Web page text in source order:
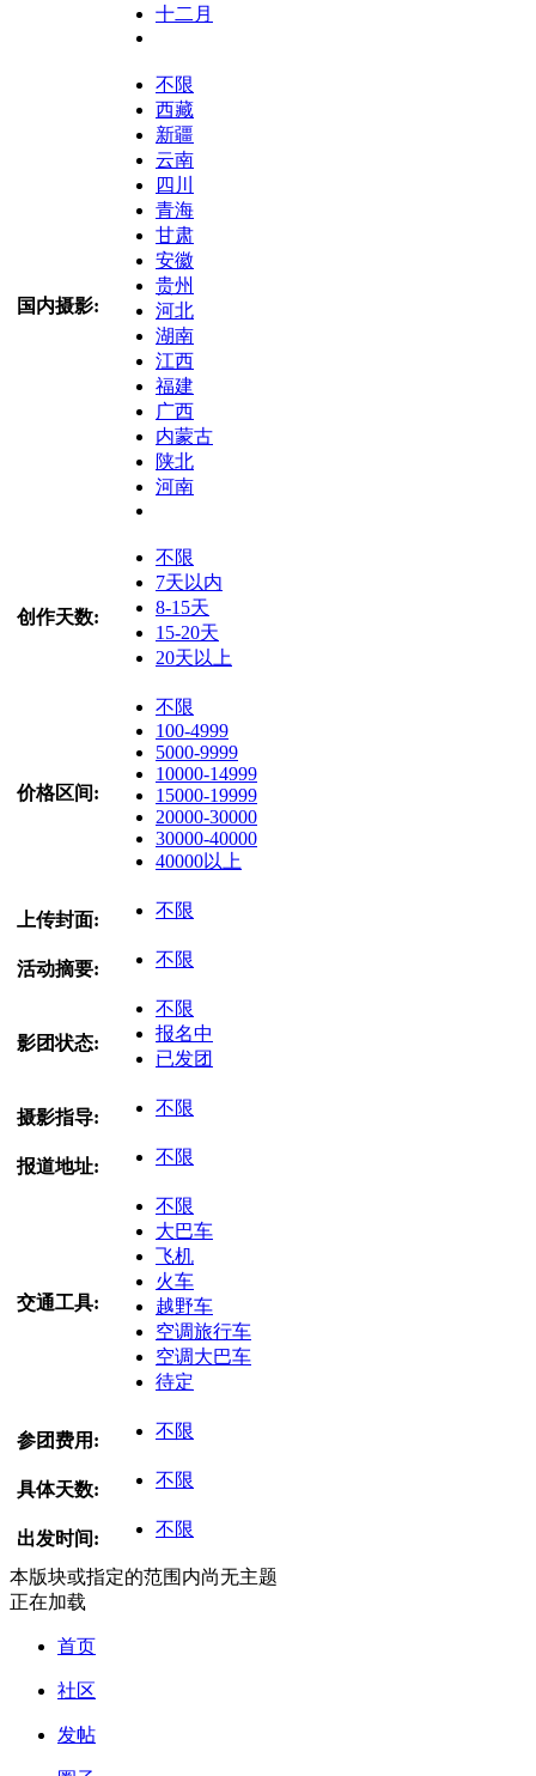
十二月
国内摄影:
不限
西藏
新疆
云南
四川
青海
甘肃
安徽
贵州
河北
湖南
江西
福建
广西
内蒙古
陕北
河南
创作天数:
不限
7天以内
8-15天
15-20天
20天以上
价格区间:
不限
100-4999
5000-9999
10000-14999
15000-19999
20000-30000
30000-40000
40000以上
上传封面: 不限
活动摘要: 不限
影团状态:
不限
报名中
已发团
摄影指导: 不限
报道地址: 不限
交通工具:
不限
大巴车
飞机
火车
越野车
空调旅行车
空调大巴车
待定
参团费用: 不限
具体天数: 不限
出发时间: 不限
本版块或指定的范围内尚无主题
正在加载
首页
社区
发帖